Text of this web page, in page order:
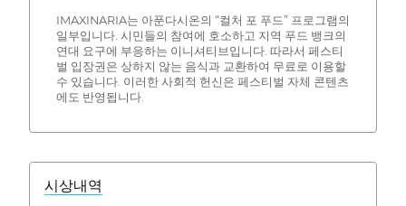
IMAXINARIA는 아푼다시온의 “컬처 포 푸드” 프로그램의
일부입니다. 시민들의 참여에 호소하고 지역 푸드 뱅크의
연대 요구에 부응하는 이니셔티브입니다. 따라서 페스티
벌 입장권은 상하지 않는 음식과 교환하여 무료로 이용할
수 있습니다. 이러한 사회적 헌신은 페스티벌 자체 콘텐츠
에도 반영됩니다.
시상내역